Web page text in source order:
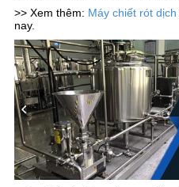
>> Xem thêm: Máy chiết rót dịch
nay.